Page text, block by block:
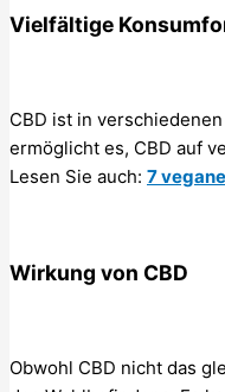
Vielfältige
CBD ist in
ermöglicht es, CBD auf
Lesen Sie auch: 7
Wirkung von CBD
Obwohl CBD nicht das